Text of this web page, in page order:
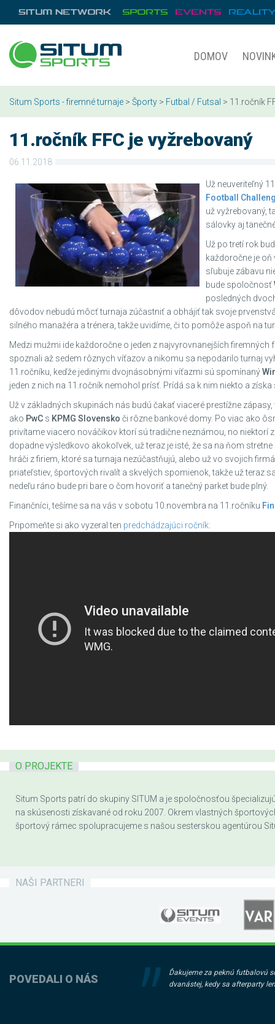
DOMOV
Situm Sports - firemné turnaje > Športy > Futbal / Futsal > 11.ročník
11.ročník FFC je vyžrebovaný
06.11.2018
Už neuveriteľný
Football
už vyžrebovaný,
sálovky aj
Už po tretí rok
každoročne je oň
sľubuje zábavu
bude spoločnosť
posledných
dôvodov nebudú môcť turnaja zúčastniť a obhájiť tak svoje
silného manažéra a trénera, takže uvidíme, či to pomôže aspoň na
Medzi mužmi ide každoročne o jeden z najvyrovnanejších
spoznali až sedem rôznych víťazov a nikomu sa nepodarilo turnaj
11.ročníku, keďže jedinými dvojnásobnými víťazmi sú spomínaný
jeden z nich na 11.ročník nemohol prísť. Prídá sa k nim niekto a
Už v základných skupinách nás budú čakať viaceré prestížne
ako PwC s KPMG Slovensko či rôzne bankové domy. Po viac ako
privítame viacero nováčikov ktorí sú tradične neznámou, no niektorí
dopadne výsledkovo akokoľvek, už teraz je isté, že sa na ňom
hráči z firiem, ktoré sa turnaja nezúčastňujú, alebo už vo svojich
priateľstiev, športových rivalít a skvelých spomienok, takže už teraz
nedeľu ráno bude pri bare o čom hovoriť a tanečný parket bude plný.
Finančníci, tešíme sa na vás v sobotu 10.novembra na 11.ročníku
Pripomeňte si ako vyzeral ten predchádzajúci ročník:
O PROJEKTE
Situm Sports patrí do skupiny SITUM a je spoločnosťou
na skúsenosti získavané od roku 2007. Okrem vlastných
športový rámec spolupracujeme s našou sesterskou agentúrou
NAŠI PARTNERI
POVEDALI O NÁS
Ďakujeme za peknú futbalovú
dvanástej, kedy sa afterparty